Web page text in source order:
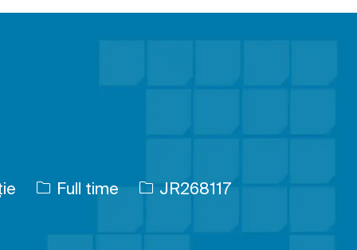
Tipul postului
Full time Job Id
JR268117